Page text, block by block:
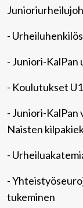
-
- Juniori-KalPan
- Koulutukset
- Juniori-KalPan
Naisten
-
-
tukeminen